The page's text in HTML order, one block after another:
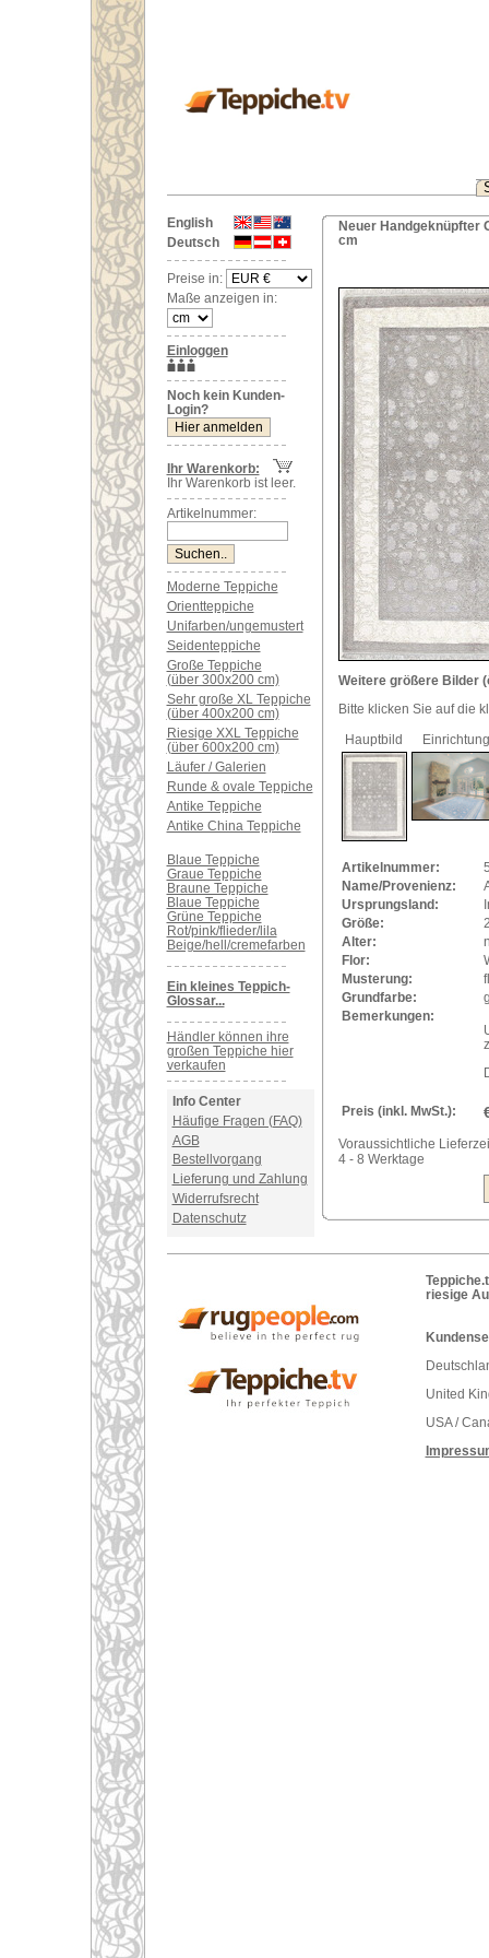
English
Deutsch
Preise in:
Maße anzeigen in:
Einloggen
Noch kein Kunden-
Login?
Ihr Warenkorb:
Ihr Warenkorb ist leer.
Artikelnummer:
Moderne Teppiche
Orientteppiche
Unifarben/ungemustert
Seidenteppiche
Große Teppiche
(über 300x200 cm)
Sehr große XL Teppiche
(über 400x200 cm)
Riesige XXL Teppiche
(über 600x200 cm)
Läufer / Galerien
Runde & ovale Teppiche
Antike Teppiche
Antike China Teppiche
Blaue Teppiche
Graue Teppiche
Braune Teppiche
Blaue Teppiche
Grüne Teppiche
Rot/pink/flieder/lila
Beige/hell/cremefarben
Ein kleines Teppich-
Glossar...
Händler können ihre
großen Teppiche hier
verkaufen
Info Center
Häufige Fragen (FAQ)
AGB
Bestellvorgang
Lieferung und Zahlung
Widerrufsrecht
Datenschutz
Neuer Handgeknüpfter
cm
Weitere größere Bilder
Bitte klicken Sie auf die
Hauptbild
Einrichtung
Artikelnummer:
Name/Provenienz:
Ursprungsland:
Größe:
Alter:
Flor:
Musterung:
Grundfarbe:
Bemerkungen:
Preis (inkl. MwSt.):
Voraussichtliche
4 - 8 Werktage
riesige
United
USA /